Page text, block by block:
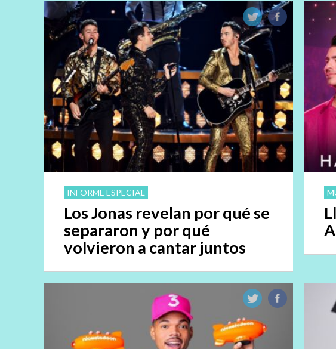
INFORME ESPECIAL
Los Jonas revelan por qué se
separaron y por qué
volvieron a cantar juntos